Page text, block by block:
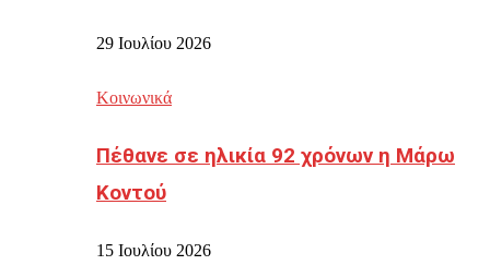
29 Ιουλίου 2026
Κοινωνικά
Πέθανε σε ηλικία 92 χρόνων η Μάρω
Κοντού
15 Ιουλίου 2026